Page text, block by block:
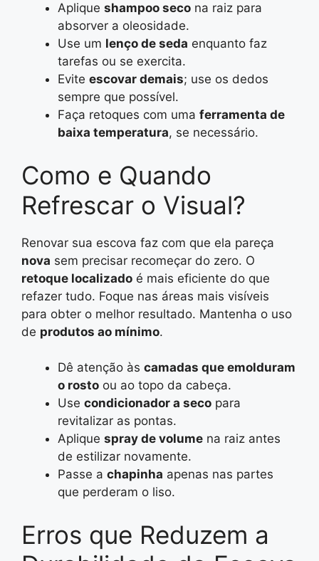
Aplique shampoo seco na raiz para
absorver a oleosidade.
Use um lenço de seda enquanto faz
tarefas ou se exercita.
Evite escovar demais; use os dedos
sempre que possível.
Faça retoques com uma ferramenta de
baixa temperatura, se necessário.
Como e Quando
Refrescar o Visual?
Renovar sua escova faz com que ela pareça
nova sem precisar recomeçar do zero. O
retoque localizado é mais eficiente do que
refazer tudo. Foque nas áreas mais visíveis
para obter o melhor resultado. Mantenha o uso
de produtos ao mínimo.
Dê atenção às camadas que emolduram
o rosto ou ao topo da cabeça.
Use condicionador a seco para
revitalizar as pontas.
Aplique spray de volume na raiz antes
de estilizar novamente.
Passe a chapinha apenas nas partes
que perderam o liso.
Erros que Reduzem a